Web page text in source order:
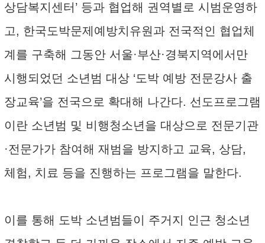
상담복지센터’ 등과 협업해 권역별로 시범운영하
고, 한국도박문제예방치유원과 전국적인 협업체
계를 구축해 그동안 서울·부산·경북지역에서만
시행되었던 소년범 대상 ‘도박 예방 전문강사 출
장교육’을 전국으로 확대해 나간다. 선도프로그램
이란 소년범 및 비행청소년을 대상으로 전문기관
·전문가가 참여해 재범을 방지하고 교육, 상담,
체험, 치료 등을 진행하는 프로그램을 말한다.
이를 통해 도박 소년범들이 주거지 인근 청소년